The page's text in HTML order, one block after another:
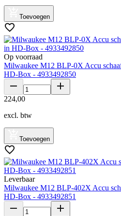
Toevoegen
Op voorraad
Milwaukee M12 BLP-0X Accu
HD-Box - 4933492850
224,00
excl. btw
Toevoegen
Leverbaar
Milwaukee M12 BLP-402X Accu
HD-Box - 4933492851